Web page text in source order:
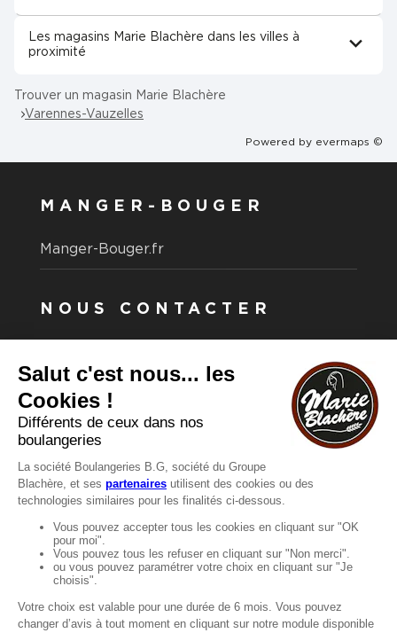
Les magasins Marie Blachère dans les villes à
proximité
Trouver un magasin Marie Blachère
Varennes-Vauzelles
Powered by evermaps ©
MANGER-BOUGER
Manger-Bouger.fr
NOUS CONTACTER
Vous souhaitez nous contacter ?
Consultez notre FAQ.
FAQ
Recrutement
MENTIONS
Mentions légales
Protection des données